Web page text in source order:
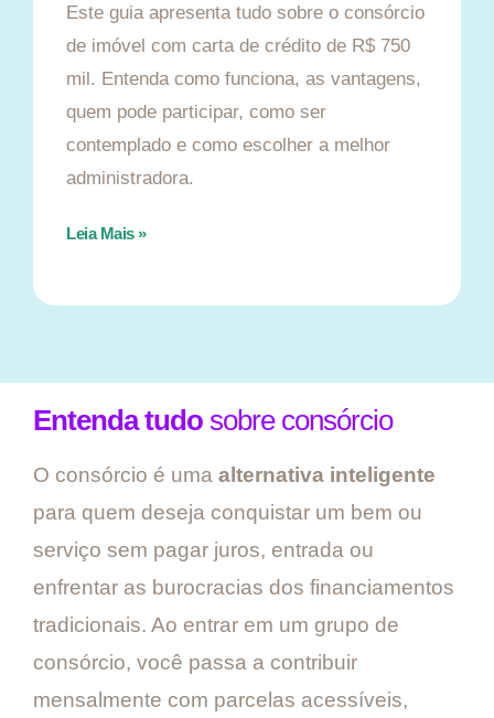
Este guia apresenta tudo sobre o consórcio
de imóvel com carta de crédito de R$ 750
mil. Entenda como funciona, as vantagens,
quem pode participar, como ser
contemplado e como escolher a melhor
administradora.
Leia Mais »
Entenda tudo sobre consórcio
O consórcio é uma alternativa inteligente
para quem deseja conquistar um bem ou
serviço sem pagar juros, entrada ou
enfrentar as burocracias dos financiamentos
tradicionais. Ao entrar em um grupo de
consórcio, você passa a contribuir
mensalmente com parcelas acessíveis,